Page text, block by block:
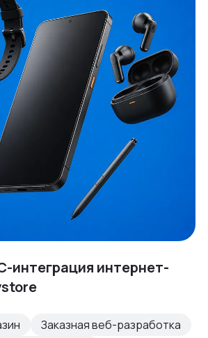
интеграция интернет-
Заказная веб-разработка